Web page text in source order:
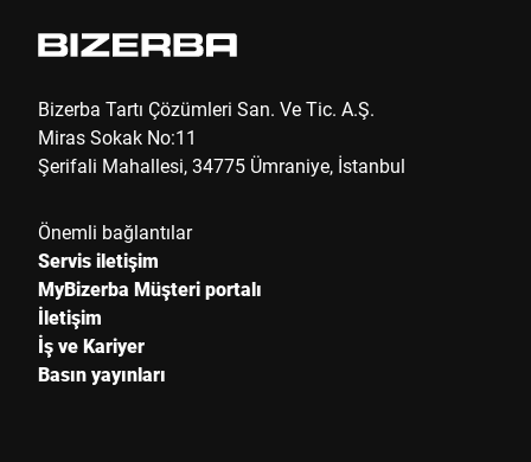
Posta kodu *
Ülke *
Bizerba Tartı Çözümleri San. Ve Tic. A.Ş.
Miras Sokak No:11
Şerifali Mahallesi, 34775 Ümraniye, İstanbul
Önemli bağlantılar
Servis iletişim
MyBizerba Müşteri portalı
İletişim
İş ve Kariyer
Basın yayınları